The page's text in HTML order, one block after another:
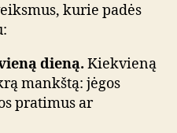
kurie padės
dieną. Kiekvieną
mankštą: jėgos
pratimus ar